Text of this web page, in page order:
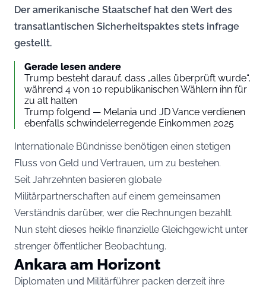
Der amerikanische Staatschef hat den Wert des
transatlantischen Sicherheitspaktes stets infrage
gestellt.
Gerade lesen andere
Trump besteht darauf, dass „alles überprüft wurde“,
während 4 von 10 republikanischen Wählern ihn für
zu alt halten
Trump folgend — Melania und JD Vance verdienen
ebenfalls schwindelerregende Einkommen 2025
Internationale Bündnisse benötigen einen stetigen
Fluss von Geld und Vertrauen, um zu bestehen.
Seit Jahrzehnten basieren globale
Militärpartnerschaften auf einem gemeinsamen
Verständnis darüber, wer die Rechnungen bezahlt.
Nun steht dieses heikle finanzielle Gleichgewicht unter
strenger öffentlicher Beobachtung.
Ankara am Horizont
Diplomaten und Militärführer packen derzeit ihre